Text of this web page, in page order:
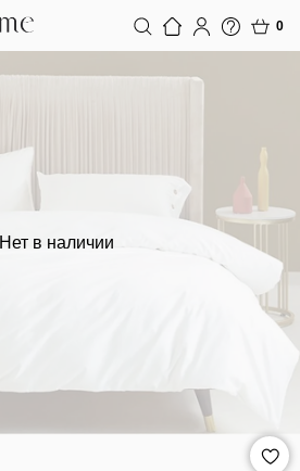
0
Нет в наличии